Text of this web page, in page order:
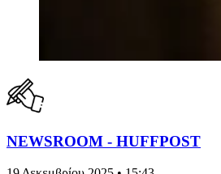
NEWSROOM - HUFFPOST